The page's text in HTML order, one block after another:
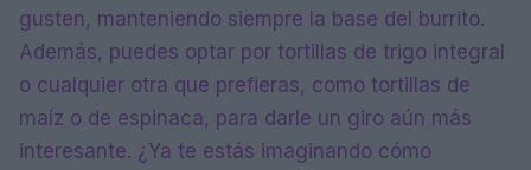
gusten, manteniendo siempre la base del burrito.
Además, puedes optar por tortillas de trigo integral
o cualquier otra que prefieras, como tortillas de
maíz o de espinaca, para darle un giro aún más
interesante. ¿Ya te estás imaginando cómo